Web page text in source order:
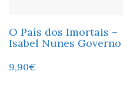
O País dos Imortais –
Isabel Nunes Governo
9,90€